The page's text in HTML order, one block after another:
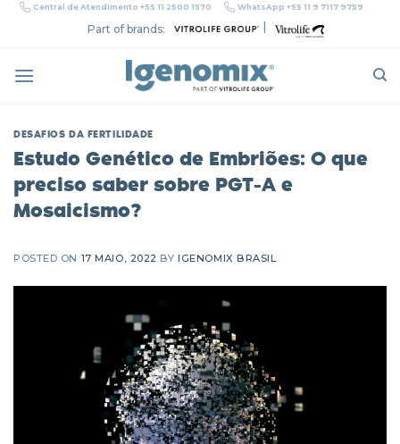
Skip Central de Atendimento +55 11 2500 1570 WhatsApp +55 11 9 7117 9759
Part of brands:
DESAFIOS DA FERTILIDADE
Estudo Genético de Embriões: O que
preciso saber sobre PGT-A e
Mosaicismo?
POSTED ON 17 MAIO, 2022 BYIGENOMIX BRASIL